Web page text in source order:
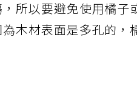
所以要避免使用橘子
木材表面是多孔的，